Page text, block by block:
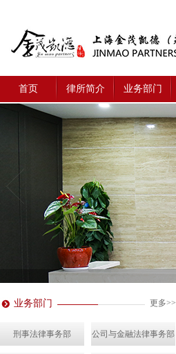
首页 律所简介 业务部门
业务部门 更多>>
刑事法律事务部 公司与金融法律事务部